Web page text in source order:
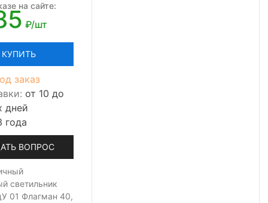
на сайте:
₽/шт
КУПИТЬ
заказ
от 10 до
дней
года
ВОПРОС
светильник
01 Флагман 40,